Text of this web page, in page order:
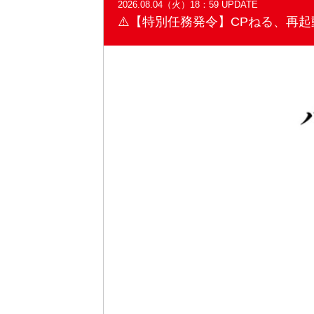
2026.08.04（火）18：59 UPDATE
⚠️【特別任務発令】CPねる、再起